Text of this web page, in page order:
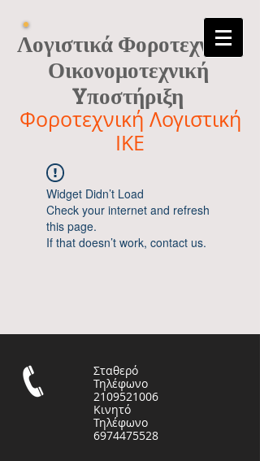
Λογιστικά Φοροτεχνικά
Οικονομοτεχνική
Yποστήριξη
Φοροτεχνική Λογιστική
ΙΚΕ
Widget Didn’t Load
Check your internet and refresh
this page.
If that doesn’t work, contact us.
Σταθερό
Τηλέφωνο
2109521006
Κινητό
Τηλέφωνο
6974475528